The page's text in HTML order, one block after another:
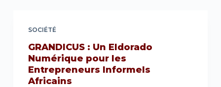
SOCIÉTÉ
GRANDICUS : Un Eldorado
Numérique pour les
Entrepreneurs Informels
Africains